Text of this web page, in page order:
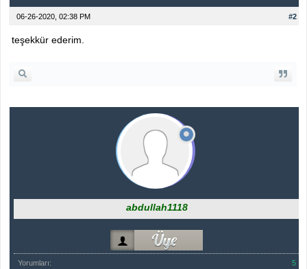
#2
06-26-2020, 02:38 PM
teşekkür ederim.
abdullah1118
Yorumları:
5